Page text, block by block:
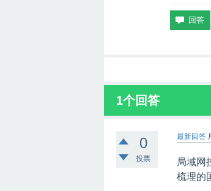
1个回答
0
投票
最新回答
局域网
梳理的